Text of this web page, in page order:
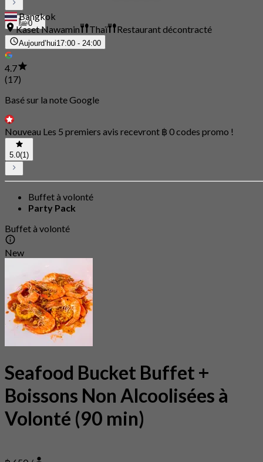
0
Bangkok
Kaset Nawamin
Thaï Restaurant décontracté
Aujourd’hui17:00 - 24:00
4.7
(17)
Basé sur la note Google
Nouveau Les 5 premiers avis recevront ฿ 0 codes promo !
5.0(1)
Buffet à volonté
Party Pack
Buffet à volonté
New
Seafood Bucket Buffet +
Boissons Non Alcoolisées à
Volonté (90 min)